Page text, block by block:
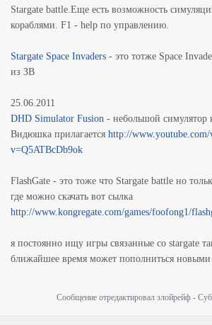
Stargate battle.Еще есть возможность
кораблями. F1 - help по управлению.
Stargate Space Invaders - это тотже Space
из ЗВ
25.06.2011
DHD Simulator Fusion - небольшой
Видюшка прилагается http://www.youtube.com/
v=Q5ATBcDb9ok
FlashGate - это тоже что Stargate battle но
где можно скачать вот сылка
http://www.kongregate.com/games/foofong1/
я постоянно ищу игры связанные со stargate
ближайшее время может пополниться
Сообщение отредактировал злойрейф -